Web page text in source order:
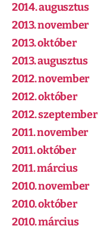
2014. augusztus
2013. november
2013. október
2013. augusztus
2012. november
2012. október
2012. szeptember
2011. november
2011. október
2011. március
2010. november
2010. október
2010. március